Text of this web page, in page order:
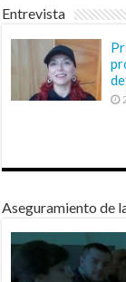
Entrevista
Aseguramiento de